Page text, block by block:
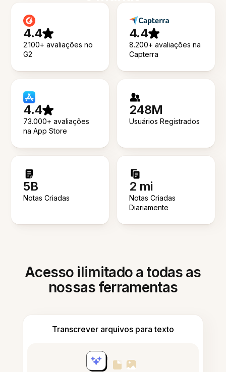
4.4
2.100+ avaliações no
G2
4.4
8.200+ avaliações na
Capterra
4.4
73.000+ avaliações
na App Store
248M
Usuários Registrados
5B
Notas Criadas
2 mi
Notas Criadas
Diariamente
Acesso ilimitado a todas as
nossas ferramentas
Transcrever arquivos para texto